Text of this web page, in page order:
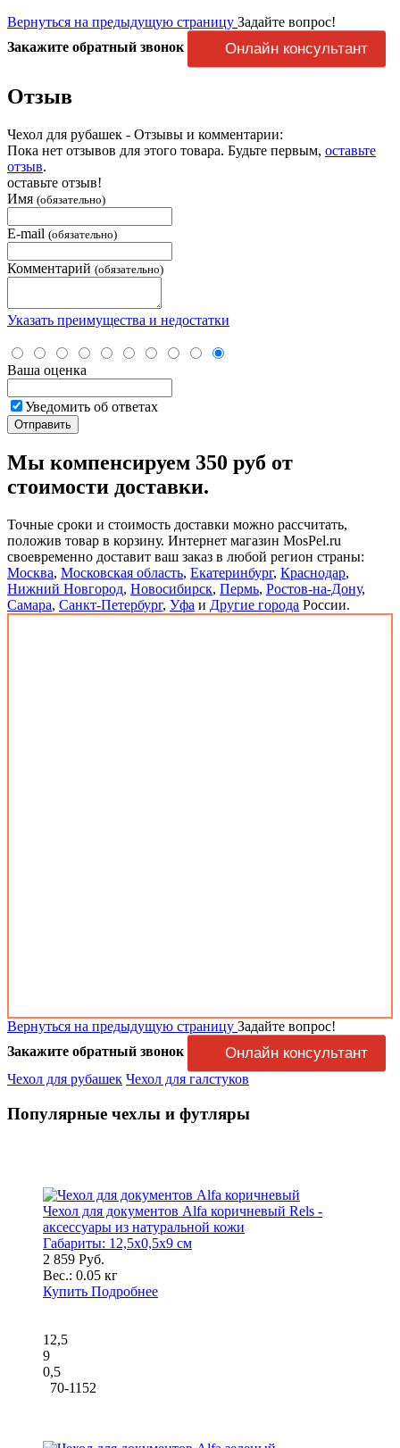
Вернуться на предыдущую страницу Задайте вопрос!
Закажите обратный звонок
Онлайн консультант
Отзыв
Чехол для рубашек - Отзывы и комментарии:
Пока нет отзывов для этого товара. Будьте первым, оставьте
отзыв.
оставьте отзыв!
Имя (обязательно)
E-mail (обязательно)
Комментарий (обязательно)
Указать преимущества и недостатки
Ваша оценка
Уведомить об ответах
Мы компенсируем 350 руб от
стоимости доставки.
Точные сроки и стоимость доставки можно рассчитать,
положив товар в корзину. Интернет магазин MosPel.ru
своевременно доставит ваш заказ в любой регион страны:
Москва, Московская область, Екатеринбург, Краснодар,
Нижний Новгород, Новосибирск, Пермь, Ростов-на-Дону,
Самара, Санкт-Петербург, Уфа и Другие города России.
Вернуться на предыдущую страницу Задайте вопрос!
Закажите обратный звонок
Онлайн консультант
Чехол для рубашек Чехол для галстуков
Популярные чехлы и футляры
Чехол для документов Alfa коричневый Rels -
аксессуары из натуральной кожи
Габариты: 12,5x0,5x9 см
2 859 Руб.
Вес.: 0.05 кг
Купить Подробнее
12,5
9
0,5
70-1152